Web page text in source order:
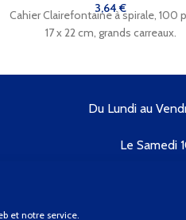
et notre service.
3,64€
Cahier Clairefontaine à spirale, 100
17 x 22 cm, grands carreaux.
Du Lundi au
Le Samedi